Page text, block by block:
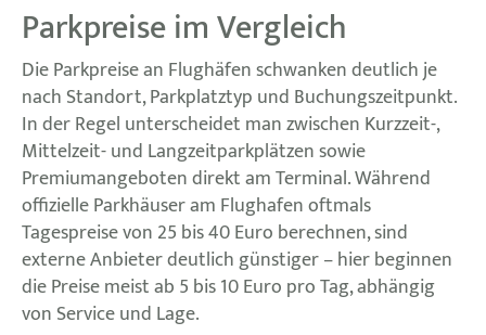
Parkpreise im Vergleich
Die Parkpreise an Flughäfen schwanken deutlich je
nach Standort, Parkplatztyp und Buchungszeitpunkt.
In der Regel unterscheidet man zwischen Kurzzeit-,
Mittelzeit- und Langzeitparkplätzen sowie
Premiumangeboten direkt am Terminal. Während
offizielle Parkhäuser am Flughafen oftmals
Tagespreise von 25 bis 40 Euro berechnen, sind
externe Anbieter deutlich günstiger – hier beginnen
die Preise meist ab 5 bis 10 Euro pro Tag, abhängig
von Service und Lage.